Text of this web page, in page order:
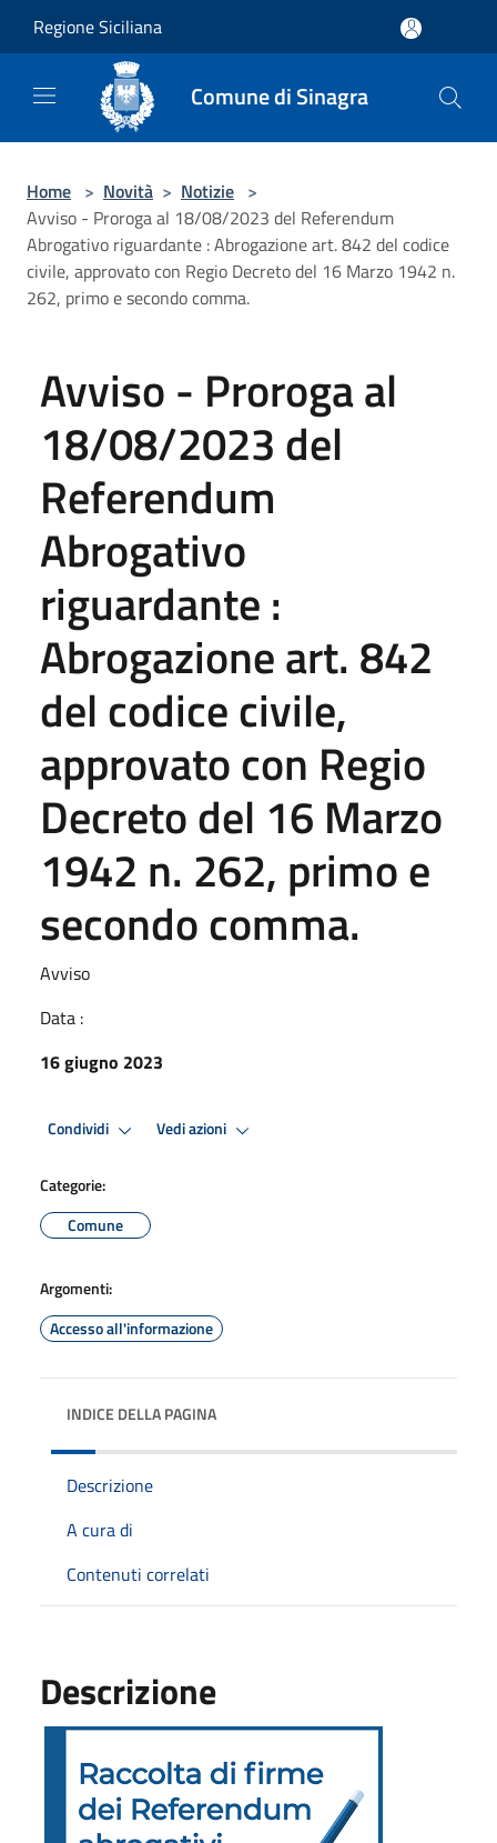
Regione Siciliana
Comune di Sinagra
Home > Novità > Notizie >
Avviso - Proroga al 18/08/2023 del Referendum
Abrogativo riguardante : Abrogazione art. 842 del codice
civile, approvato con Regio Decreto del 16 Marzo 1942 n.
262, primo e secondo comma.
Avviso - Proroga al
18/08/2023 del
Referendum
Abrogativo
riguardante :
Abrogazione art. 842
del codice civile,
approvato con Regio
Decreto del 16 Marzo
1942 n. 262, primo e
secondo comma.
Avviso
Data :
16 giugno 2023
Condividi Vedi azioni
Categorie:
Comune
Argomenti:
Accesso all'informazione
INDICE DELLA PAGINA
Descrizione
A cura di
Contenuti correlati
Descrizione